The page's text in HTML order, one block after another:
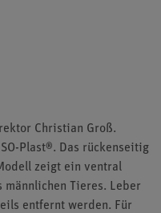
Christian Groß.
Plast®. Das rückenseitig
zeigt ein ventral
Tieres. Leber
entfernt werden. Für